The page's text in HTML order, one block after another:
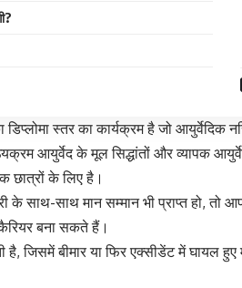
स्तर का कार्यक्रम है जो आयुर्वेदिक
आयुर्वेद के मूल सिद्धांतों और व्यापक
छात्रों के लिए है।
साथ मान सम्मान भी प्राप्त हो, तो
बना सकते हैं।
बीमार या फिर एक्सीडेंट में घायल हुए